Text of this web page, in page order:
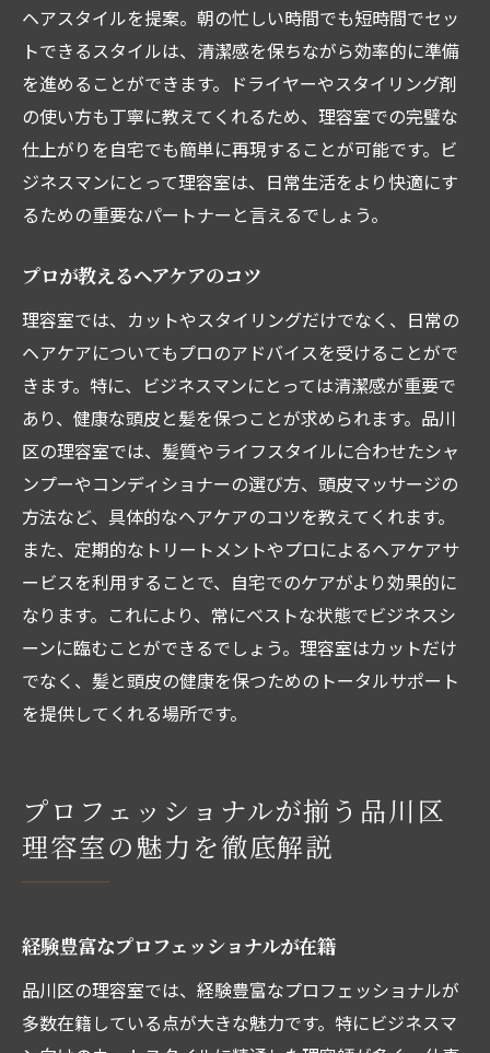
ヘアスタイルを提案。朝の忙しい時間でも短時間でセッ
トできるスタイルは、清潔感を保ちながら効率的に準備
を進めることができます。ドライヤーやスタイリング剤
の使い方も丁寧に教えてくれるため、理容室での完璧な
仕上がりを自宅でも簡単に再現することが可能です。ビ
ジネスマンにとって理容室は、日常生活をより快適にす
るための重要なパートナーと言えるでしょう。
プロが教えるヘアケアのコツ
理容室では、カットやスタイリングだけでなく、日常の
ヘアケアについてもプロのアドバイスを受けることがで
きます。特に、ビジネスマンにとっては清潔感が重要で
あり、健康な頭皮と髪を保つことが求められます。品川
区の理容室では、髪質やライフスタイルに合わせたシャ
ンプーやコンディショナーの選び方、頭皮マッサージの
方法など、具体的なヘアケアのコツを教えてくれます。
また、定期的なトリートメントやプロによるヘアケアサ
ービスを利用することで、自宅でのケアがより効果的に
なります。これにより、常にベストな状態でビジネスシ
ーンに臨むことができるでしょう。理容室はカットだけ
でなく、髪と頭皮の健康を保つためのトータルサポート
を提供してくれる場所です。
プロフェッショナルが揃う品川区
理容室の魅力を徹底解説
経験豊富なプロフェッショナルが在籍
品川区の理容室では、経験豊富なプロフェッショナルが
多数在籍している点が大きな魅力です。特にビジネスマ